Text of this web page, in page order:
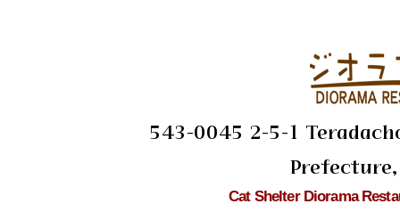
543-0045 2-5-1
Cat Shelter Diorama